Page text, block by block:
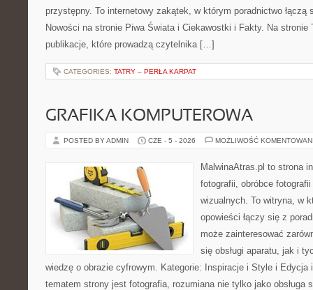
przystępny. To internetowy zakątek, w którym poradnictwo łączą
Nowości na stronie Piwa Świata i Ciekawostki i Fakty. Na
publikacje, które prowadzą czytelnika […]
CATEGORIES: TATRY – PERŁA KARPAT
GRAFIKA KOMPUTEROWA
POSTED BY ADMIN CZE - 5 - 2026 MOŻLIWOŚĆ
MalwinaAtras.pl to strona
fotografii, obróbce
wizualnych. To witryna, w
opowieści łączy się z
może zainteresować
się obsługi aparatu, jak i
wiedzę o obrazie cyfrowym. Kategorie: Inspiracje i Style i Edycja
tematem strony jest fotografia, rozumiana nie tylko jako obsługa